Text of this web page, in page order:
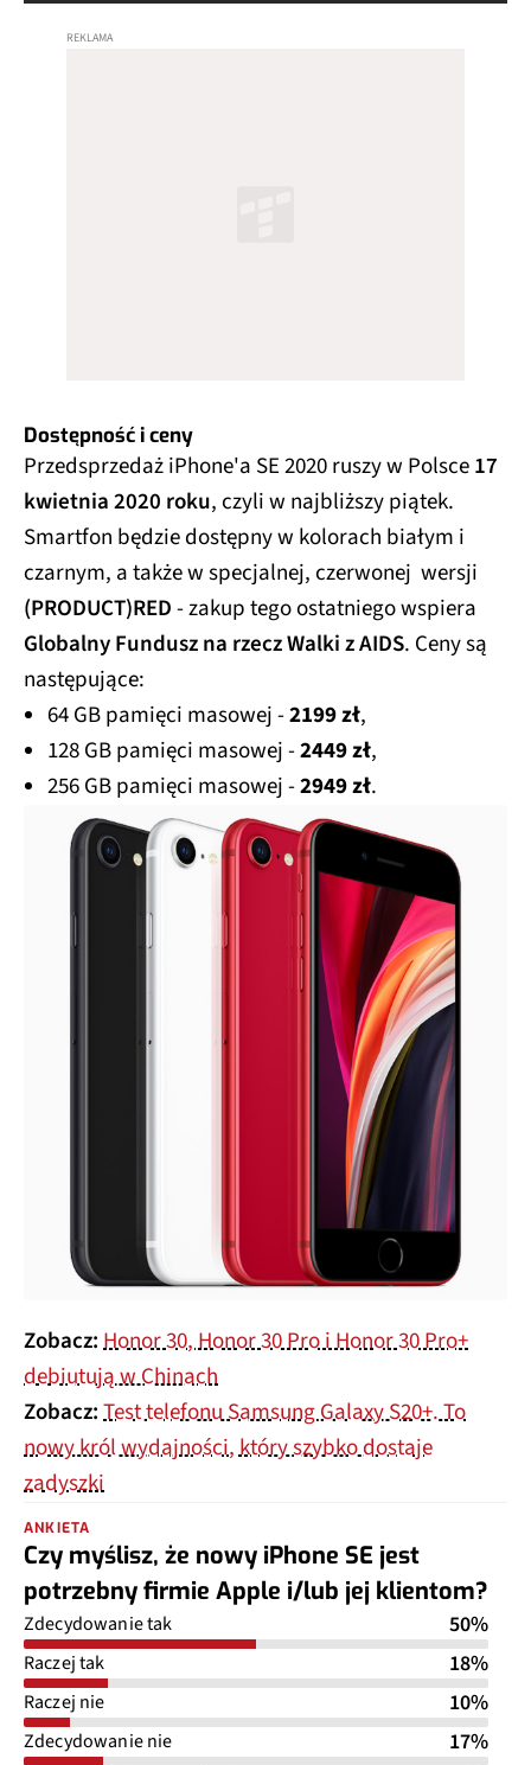
Dostępność i ceny
Przedsprzedaż iPhone'a SE 2020 ruszy w Polsce17
kwietnia 2020 roku, czyli w najbliższy piątek.
Smartfon będzie dostępny w kolorach białym i
czarnym, a także w specjalnej, czerwonej wersji
(PRODUCT)RED- zakup tego ostatniego wspiera
Globalny Fundusz na rzecz Walki z AIDS. Ceny są
następujące:
64 GB pamięci masowej -2199 zł,
128 GB pamięci masowej -2449 zł,
256 GB pamięci masowej -2949 zł.
Zobacz:Honor 30, Honor 30 Pro i Honor 30 Pro+
debiutują w Chinach
Zobacz:Test telefonu Samsung Galaxy S20+. To
nowy król wydajności, który szybko dostaje
zadyszki
ANKIETA
Czy myślisz, że nowy iPhone SE jest
potrzebny firmie Apple i/lub jej klientom?
Zdecydowanie tak 50%
Raczej tak 18%
Raczej nie 10%
Zdecydowanie nie 17%